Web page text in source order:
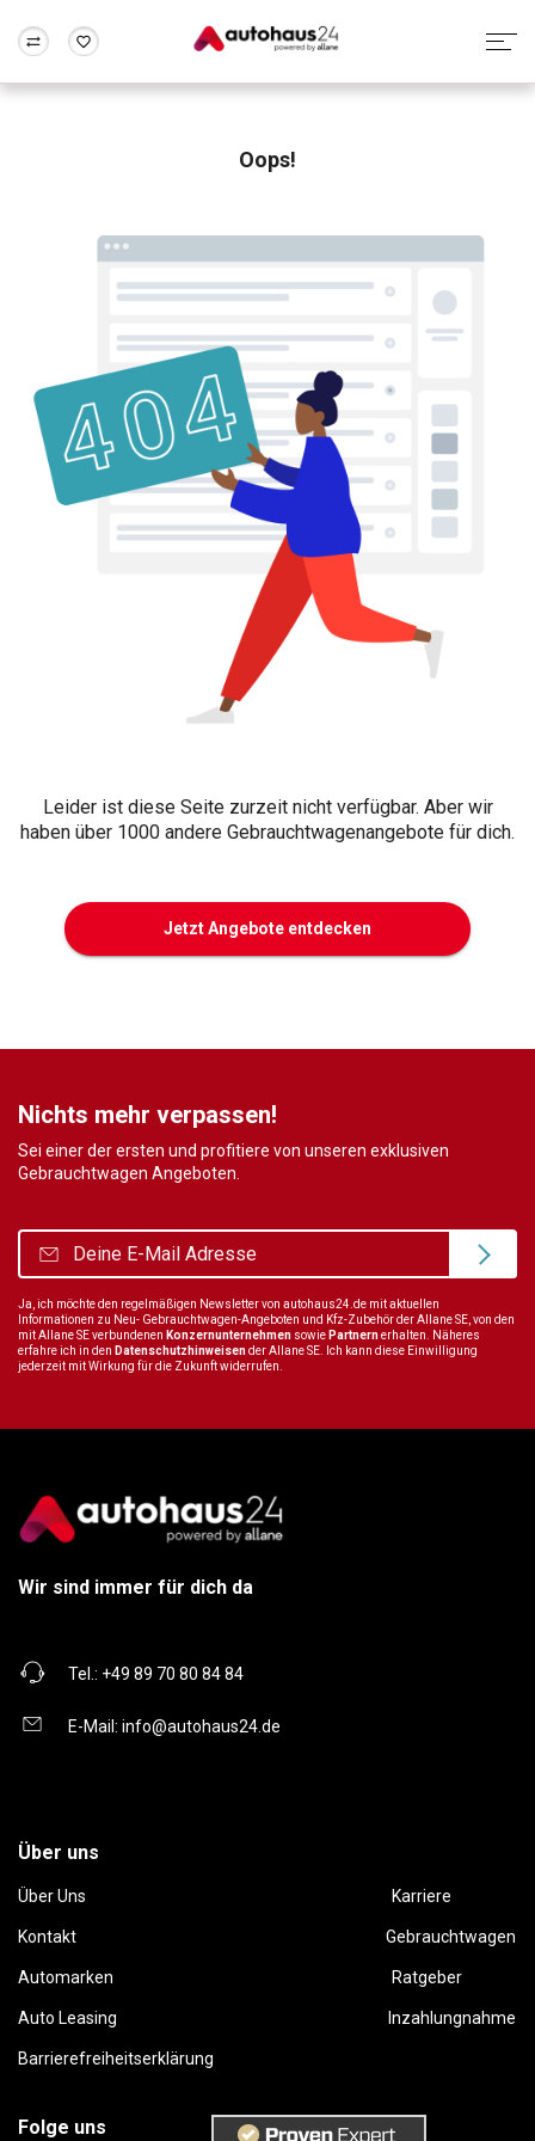
Rund um die Inzahlungnahme
Oops!
Leider ist diese Seite zurzeit nicht verfügbar. Aber wir
haben über 1000 andere Gebrauchtwagenangebote für dich.
Jetzt Angebote entdecken
Nichts mehr verpassen!
Sei einer der ersten und profitiere von unseren exklusiven
Gebrauchtwagen Angeboten.
Ja, ich möchte den regelmäßigen Newsletter von autohaus24.de mit aktuellen
Informationen zu Neu- Gebrauchtwagen-Angeboten und Kfz-Zubehör der Allane SE, von den
mit Allane SE verbundenen Konzernunternehmen sowie Partnernerhalten. Näheres
erfahre ich in den Datenschutzhinweisender Allane SE. Ich kann diese Einwilligung
jederzeit mit Wirkung für die Zukunft widerrufen.
Wir sind immer für dich da
Tel.: +49 89 70 80 84 84
E-Mail: info@autohaus24.de
Über uns
Über Uns Karriere
Kontakt Gebrauchtwagen
Automarken Ratgeber
Auto Leasing Inzahlungnahme
Barrierefreiheitserklärung
Folge uns